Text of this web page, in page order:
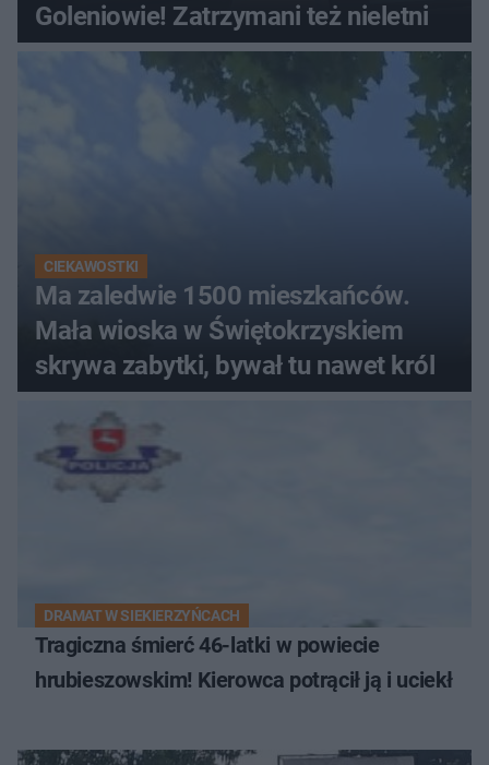
Goleniowie! Zatrzymani też nieletni
CIEKAWOSTKI
Ma zaledwie 1500 mieszkańców.
Mała wioska w Świętokrzyskiem
skrywa zabytki, bywał tu nawet król
DRAMAT W SIEKIERZYŃCACH
Tragiczna śmierć 46-latki w powiecie
hrubieszowskim! Kierowca potrącił ją i uciekł